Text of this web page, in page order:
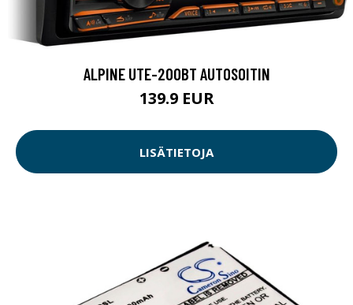
ALPINE UTE-200BT AUTOSOITIN
139.9 EUR
LISÄTIETOJA